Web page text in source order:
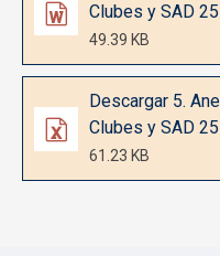
Clubes y SAD
49.39 KB
Documento
Descargar 5.
Clubes y SAD
61.23 KB